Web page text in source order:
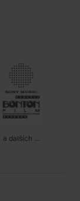
a dalších ...